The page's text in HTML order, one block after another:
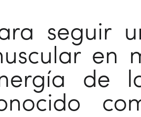
seguir
en
de